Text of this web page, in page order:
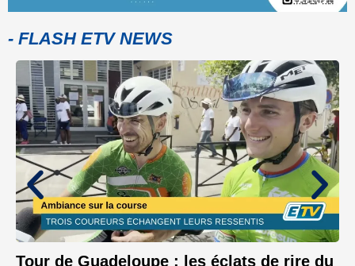
- FLASH ETV NEWS
Tour de Guadeloupe : les éclats de rire du